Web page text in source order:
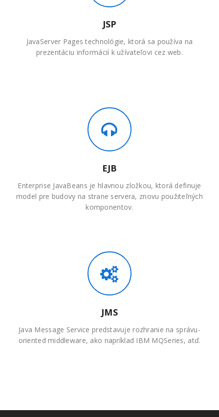
JSP
JavaServer Pages technológie, ktorá sa používa na
prezentáciu informácií k užívateľovi cez web.
EJB
Enterprise JavaBeans je hlavnou zložkou, ktorá definuje
model pre budovy na strane servera, znovu použiteľných
komponentov.
JMS
Java Message Service predstavuje rozhranie na správu-
oriented middleware, ako napríklad IBM MQSeries, atď.